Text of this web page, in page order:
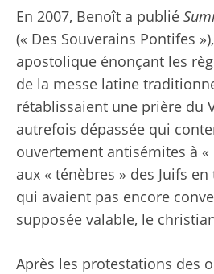
En 2007, Benoît a publié
(« Des Souverains Pontifes
apostolique énonçant les
de la messe latine
rétablissaient une prière du
autrefois dépassée qui
ouvertement antisémites à «
aux « ténèbres » des Juifs
qui avaient pas encore
supposée valable, le
Après les protestations des